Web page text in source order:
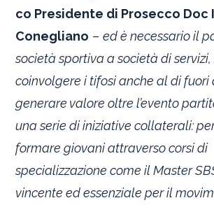
co Presidente di Prosecco Doc
Conegliano –ed è necessario il
società sportiva a società di
coinvolgere i tifosi anche al di
generare valore oltre l’evento
una serie di iniziative collaterali:
formare giovani attraverso corsi di
specializzazione come il Master
vincente ed essenziale per il